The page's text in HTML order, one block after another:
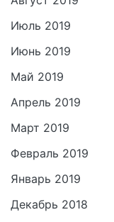
Июль 2019
Июнь 2019
Май 2019
Апрель 2019
Март 2019
Февраль 2019
Январь 2019
Декабрь 2018